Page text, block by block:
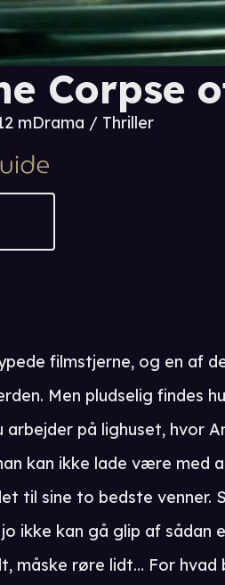
Corpse
mDrama / Thriller
filmstjerne, og en af
Men pludselig findes
på lighuset, hvor
kan ikke lade være med
til sine to bedste venner.
ikke kan gå glip af sådan
måske røre lidt… For hvad